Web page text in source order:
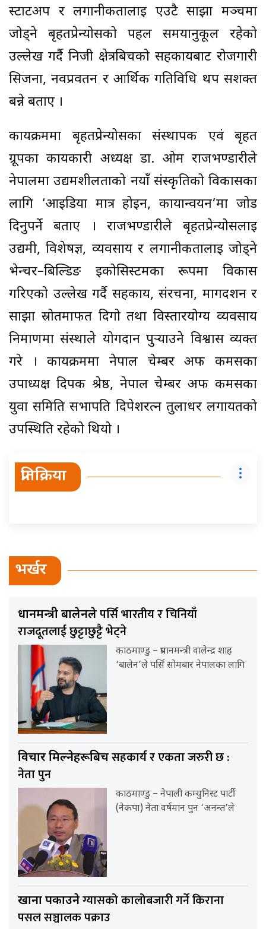
स्टार्टअप र लगानीकर्तालाई एउटै साझा मञ्चमा
जोड्ने बृहतप्रेन्योर्सको पहल समयानुकूल रहेको
उल्लेख गर्दै निजी क्षेत्रबिचको सहकार्यबाट रोजगारी
सिर्जना, नवप्रवर्तन र आर्थिक गतिविधि थप सशक्त
बन्ने बताए ।
कार्यक्रममा बृहतप्रेन्योर्सका संस्थापक एवं बृहत
ग्रूपका कार्यकारी अध्यक्ष डा. ओम राजभण्डारीले
नेपालमा उद्यमशीलताको नयाँ संस्कृतिको विकासका
लागि ‘आइडिया मात्र होइन, कार्यान्वयन’मा जोड
दिनुपर्ने बताए । राजभण्डारीले बृहतप्रेन्योर्सलाई
उद्यमी, विशेषज्ञ, व्यवसाय र लगानीकर्तालाई जोड्ने
भेन्चर–बिल्डिङ इकोसिस्टमका रूपमा विकास
गरिएको उल्लेख गर्दै सहकार्य, संरचना, मार्गदर्शन र
साझा स्रोतमार्फत दिगो तथा विस्तारयोग्य व्यवसाय
निर्माणमा संस्थाले योगदान पुर्‍याउने विश्वास व्यक्त
गरे । कार्यक्रममा नेपाल चेम्बर अफ कमर्सका
उपाध्यक्ष दिपक श्रेष्ठ, नेपाल चेम्बर अफ कमर्सका
युवा समिति सभापति दिपेशरत्न तुलाधर लगायतको
उपस्थिति रहेको थियो ।
प्रतिक्रिया
भर्खर
प्रधानमन्त्री बालेनलेपर्सि भारतीय र चिनियाँ
राजदूतलाई छुट्टाछुट्टै भेट्ने
काठमाण्डु – प्रधानमन्त्री वालेन्द्र शाह
‘बालेन’ले पर्सि सोमबार नेपालका लागि
विचार मिल्नेहरूबिचसहकार्य र एकता जरुरी छ :
नेता पुन
काठमाण्डु – नेपाली कम्युनिस्ट पार्टी
(नेकपा) नेता वर्षमान पुन ‘अनन्त’ले
खाना पकाउनेग्यासको कालोबजारी गर्ने किराना
पसल सञ्चालक पक्राउ